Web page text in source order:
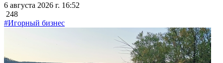
6 августа 2026 г. 16:52
248
#Игорный бизнес